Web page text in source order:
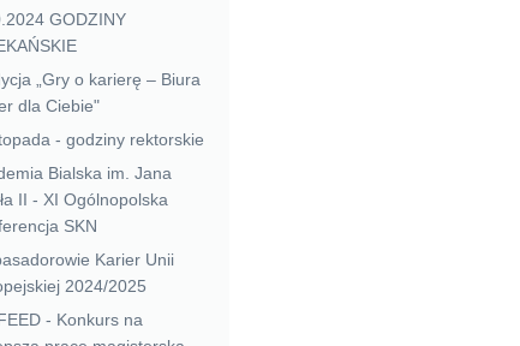
GODZINY
„Gry o karierę – Biura
dla Ciebie"
- godziny rektorskie
Bialska im. Jana
II - XI Ogólnopolska
SKN
Karier Unii
2024/2025
- Konkurs na